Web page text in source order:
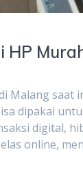
HP
Malang saat
dipakai
digital,
online,